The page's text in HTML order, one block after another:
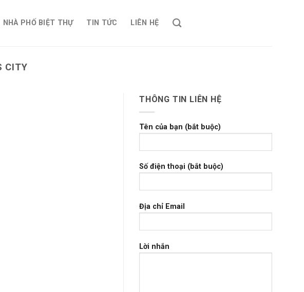
NHÀ PHỐ BIỆT THỰ TIN TỨC LIÊN HỆ
CITY
THÔNG TIN LIÊN HỆ
Tên của bạn (bắt buộc)
Số điện thoại (bắt buộc)
Địa chỉ Email
Lời nhắn